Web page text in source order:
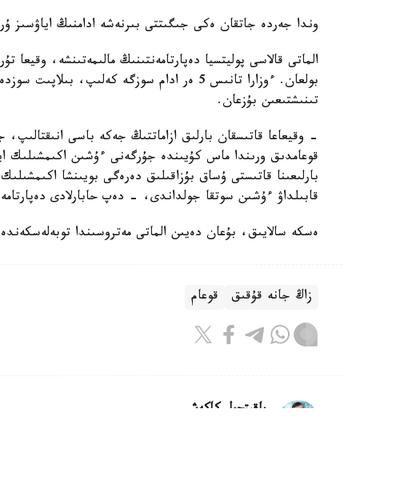
وندا جەردە جاتقان ەكى جىگىتتى بىرنەشە ادامنىڭ اياۋسىز
بولعان. ءوزارا تانىس 5 ەر ادام سوزگە
تىنىشتىعىن بۇزعان.
- وقيعاعا قاتىسقان بارلىق ازاماتتىڭ جەكە باسى انىقتالىپ،
قوعامدىق ورىندا ماس كۇيىندە جۇرگەنى ءۇشىن اكىمشىلىك
بارلىعىنا قاتىستى ۇساق بۇزاقىلىق دەرەگى بويىنشا
قابىلداۋ ءۇشىن سوتقا جولداندى، - دەپ حابارلادى
ەسكە سالايىق، بۇعان دەيىن الماتى مەتروسىندا
زاڭ جانە قۇقىق قوعام
باقىتجول كاكەش